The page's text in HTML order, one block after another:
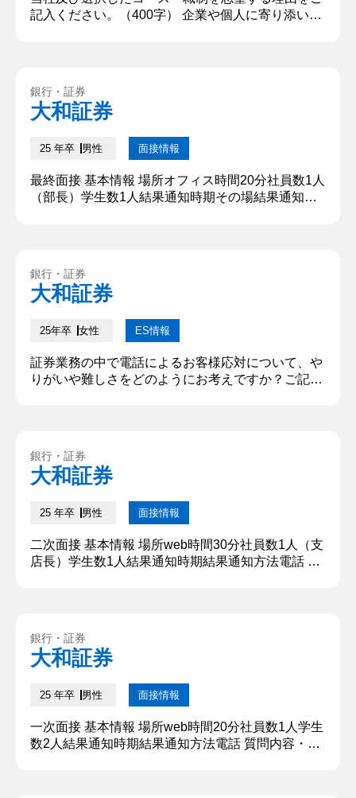
記入ください。（400字） 企業や個人に寄り添い、
た結果、感謝を伝えられたことにやりがいを感じ
た。このように自身の行動を付加価値としてお客様
銀行・証券
大和証券
25 年卒 男性 面接情報
最終面接 基本情報 場所オフィス時間20分社員数1人
（部長）学生数1人結果通知時期その場結果通知方
スタマイズされたアドバイスを重視してますので、
私が特に大切にしている人に寄り添うという価値観
銀行・証券
大和証券
25年卒 女性 ES情報
証券業務の中で電話によるお客様応対について、や
りがいや難しさをどのようにお考えですか？ご記入
よりもお客様に伝わりづらい面があると感じます。
現在アルバイトで電話対応をしていますが、対面よ
銀行・証券
大和証券
25 年卒 男性 面接情報
二次面接 基本情報 場所web時間30分社員数1人（支
店長）学生数1人結果通知時期結果通知方法電話 質
質問回答】 他の球技、特に○○は好きで放課後よく
友達とやっていましたが、やはり広いコートを走り
銀行・証券
大和証券
25 年卒 男性 面接情報
一次面接 基本情報 場所web時間20分社員数1人学生
数2人結果通知時期結果通知方法電話 質問内容・回